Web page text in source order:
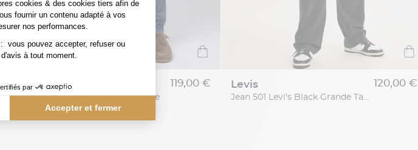
tommy hilfiger
Jean pour Homme Grand Stone
119,00 € levis
Jean 501 Levi's Black Grande Taille
120,00 €